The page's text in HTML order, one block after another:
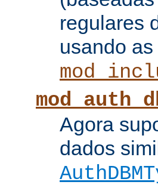
regulares
usando
Agora
dados